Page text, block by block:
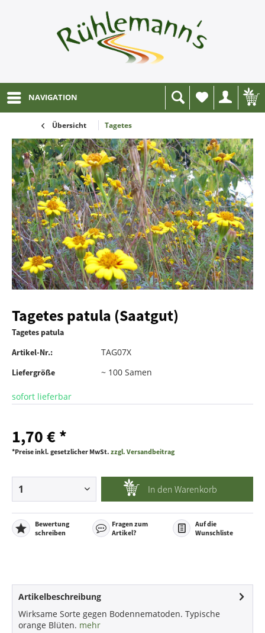
NAVIGATION
Wunschliste
Übersicht Tagetes
Tagetes patula (Saatgut)
Tagetes patula
Artikel-Nr.:
TAG07X
Liefergröße ~ 100 Samen
sofort lieferbar
1,70 € *
*Preise inkl. gesetzlicher MwSt. zzgl. Versandbeitrag
In den Warenkorb
Bewertung
schreiben
Fragen zum
Artikel?
Auf die
Wunschliste
Artikelbeschreibung
Wirksame Sorte gegen Bodennematoden. Typische
orange Blüten. mehr